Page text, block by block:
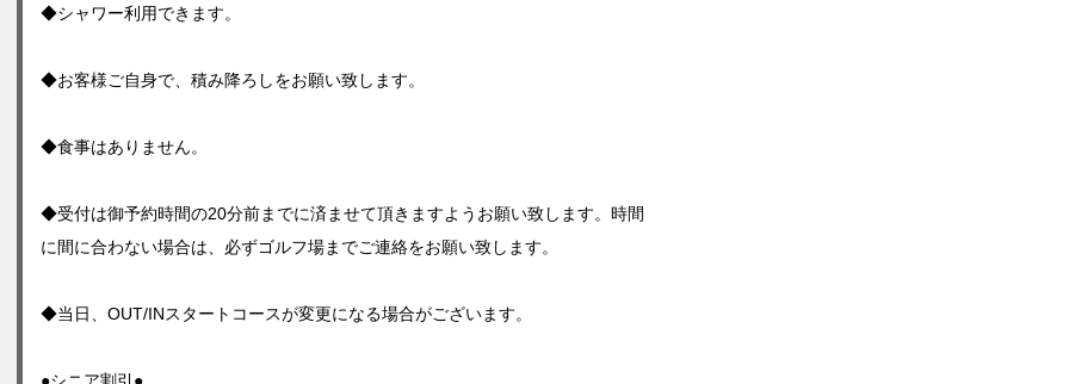
◆シャワー利用できます。
◆お客様ご自身で、積み降ろしをお願い致します。
◆食事はありません。
◆受付は御予約時間の20分前までに済ませて頂きますようお願い致します。時間
に間に合わない場合は、必ずゴルフ場までご連絡をお願い致します。
◆当日、OUT/INスタートコースが変更になる場合がございます。